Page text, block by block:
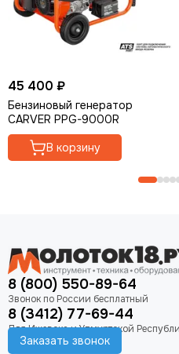
45 400 ₽
Бензиновый генератор
CARVER PPG-9000R
В корзину
8 (800) 550-89-64
8 (3412) 77-69-44
Заказать звонок